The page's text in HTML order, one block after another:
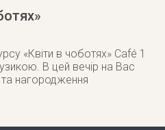
«Квіти в чоботях» Café 1
В цей вечір на Вас
та нагородження